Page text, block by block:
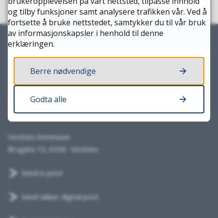
Skriv til oss
Vestnes kommune
Brugata 10, 6390 Vestnes
Send e-post
Send sikker digital post
og tilby funksjoner samt analysere trafikken vår. Ved å
fortsette å bruke nettstedet, samtykker du til vår bruk
av informasjonskapsler i henhold til denne
erklæringen.
Berre nødvendige
Godta alle